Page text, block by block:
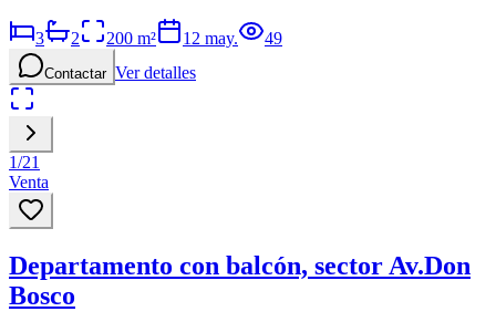
3 2 200 m² 12 may. 49
Contactar Ver detalles
1/21
Venta
Departamento con balcón, sector Av.Don
Bosco